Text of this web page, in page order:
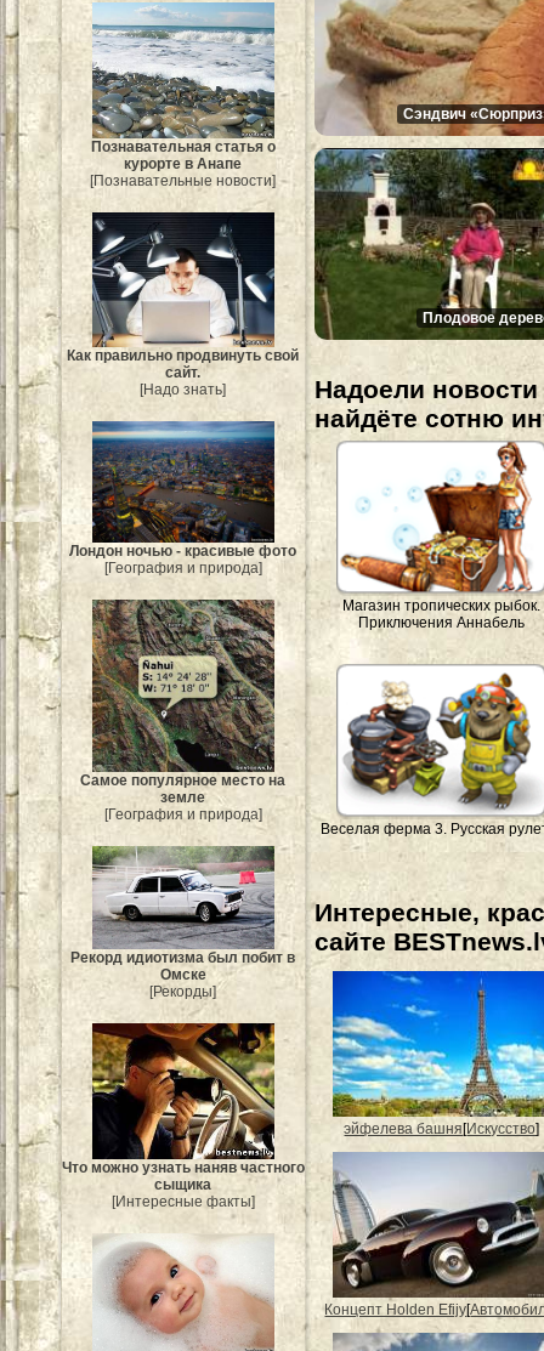
Познавательная статья о
курорте в Анапе
[Познавательные новости]
Как правильно продвинуть свой
сайт.
[Надо знать]
Лондон ночью - красивые фото
[География и природа]
Самое популярное место на
земле
[География и природа]
Рекорд идиотизма был побит в
Омске
[Рекорды]
Что можно узнать наняв частного
сыщика
[Интересные факты]
Сэндвич
Плодовое
Надоели
найдёте сотню
Магазин тропических рыбок.
Приключения Аннабель
Веселая ферма 3. Русская
Интересные,
сайте
эйфелева башня [Искусство]
Концепт Holden Efijy[